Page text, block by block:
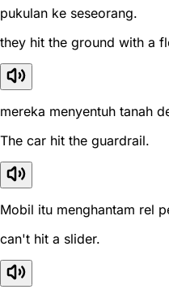
pukulan ke seseorang.
they hit the ground with a
mereka menyentuh tanah
The car hit the guardrail.
Mobil itu menghantam rel
can't hit a slider.